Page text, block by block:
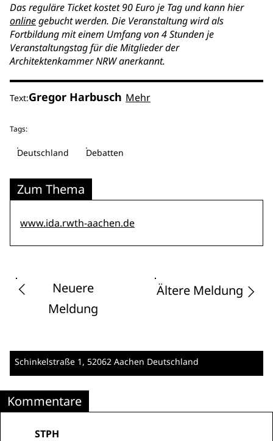
Das reguläre Ticket kostet 90 Euro je Tag und kann hier
onlinegebucht werden. Die Veranstaltung wird als
Fortbildung mit einem Umfang von 4 Stunden je
Veranstaltungstag für die Mitglieder der
Architektenkammer NRW anerkannt.
Text:Gregor Harbusch Mehr
Tags:
Deutschland Debatten
Zum Thema
www.ida.rwth-aachen.de
Neuere
Meldung
Ältere Meldung
Schinkelstraße 1 , 52062 Aachen Deutschland
Kommentare
STPH